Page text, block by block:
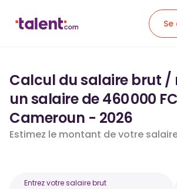
Calcul du salaire brut /
un salaire de 460 000
Cameroun - 2026
Estimez le montant de votre
Entrez votre salaire brut